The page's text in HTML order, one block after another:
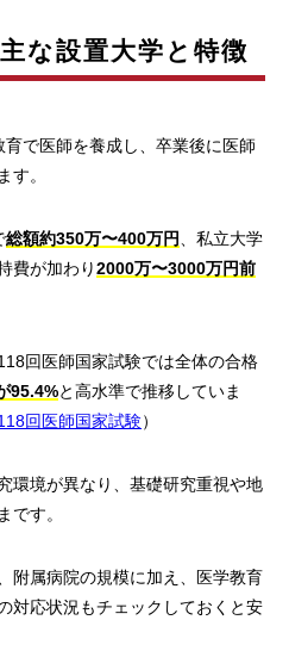
な設置大学と特徴
で医師を養成し、卒業後に医師
す。
総額約350万〜400万円、私立大学
費が加わり2000万〜3000万円前
回医師国家試験では全体の合格
95.4%と高水準で推移していま
回医師国家試験）
環境が異なり、基礎研究重視や地
です。
附属病院の規模に加え、医学教育
対応状況もチェックしておくと安